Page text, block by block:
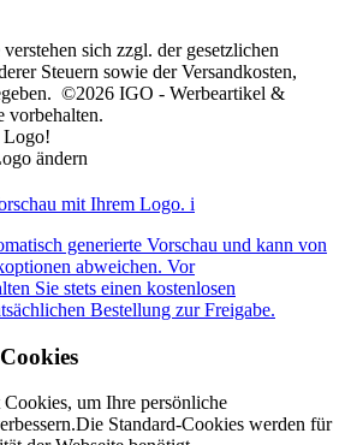
sich zzgl. der gesetzlichen
Steuern sowie der Versandkosten,
©2026 IGO - Werbeartikel &
vorbehalten.
Logo!
ändern
mit Ihrem Logo. i
generierte Vorschau und kann von
abweichen. Vor
Sie stets einen kostenlosen
Bestellung zur Freigabe.
um Ihre persönliche
Standard-Cookies werden für